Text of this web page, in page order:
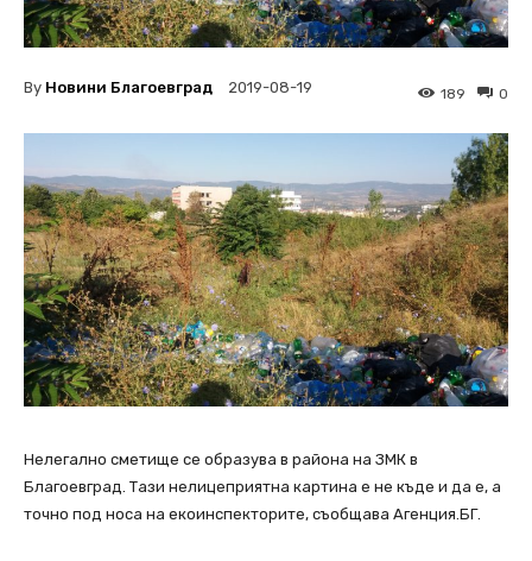
By Новини Благоевград 2019-08-19 0
189
Нелегално сметище се образува в района на ЗМК в
Благоевград. Тази нелицеприятна картина е не къде и да е, а
точно под носа на екоинспекторите, съобщава Агенция.БГ.